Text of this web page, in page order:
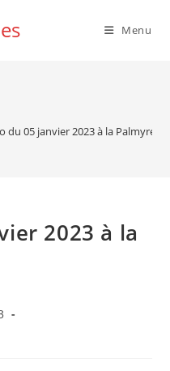
Menu
du 05 janvier 2023 à la Palmyre
2023 à la